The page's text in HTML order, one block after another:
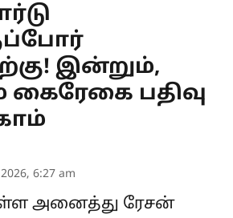
இன்றும்,
கைரேகை பதிவு
6:27 am
அனைத்து ரேசன்